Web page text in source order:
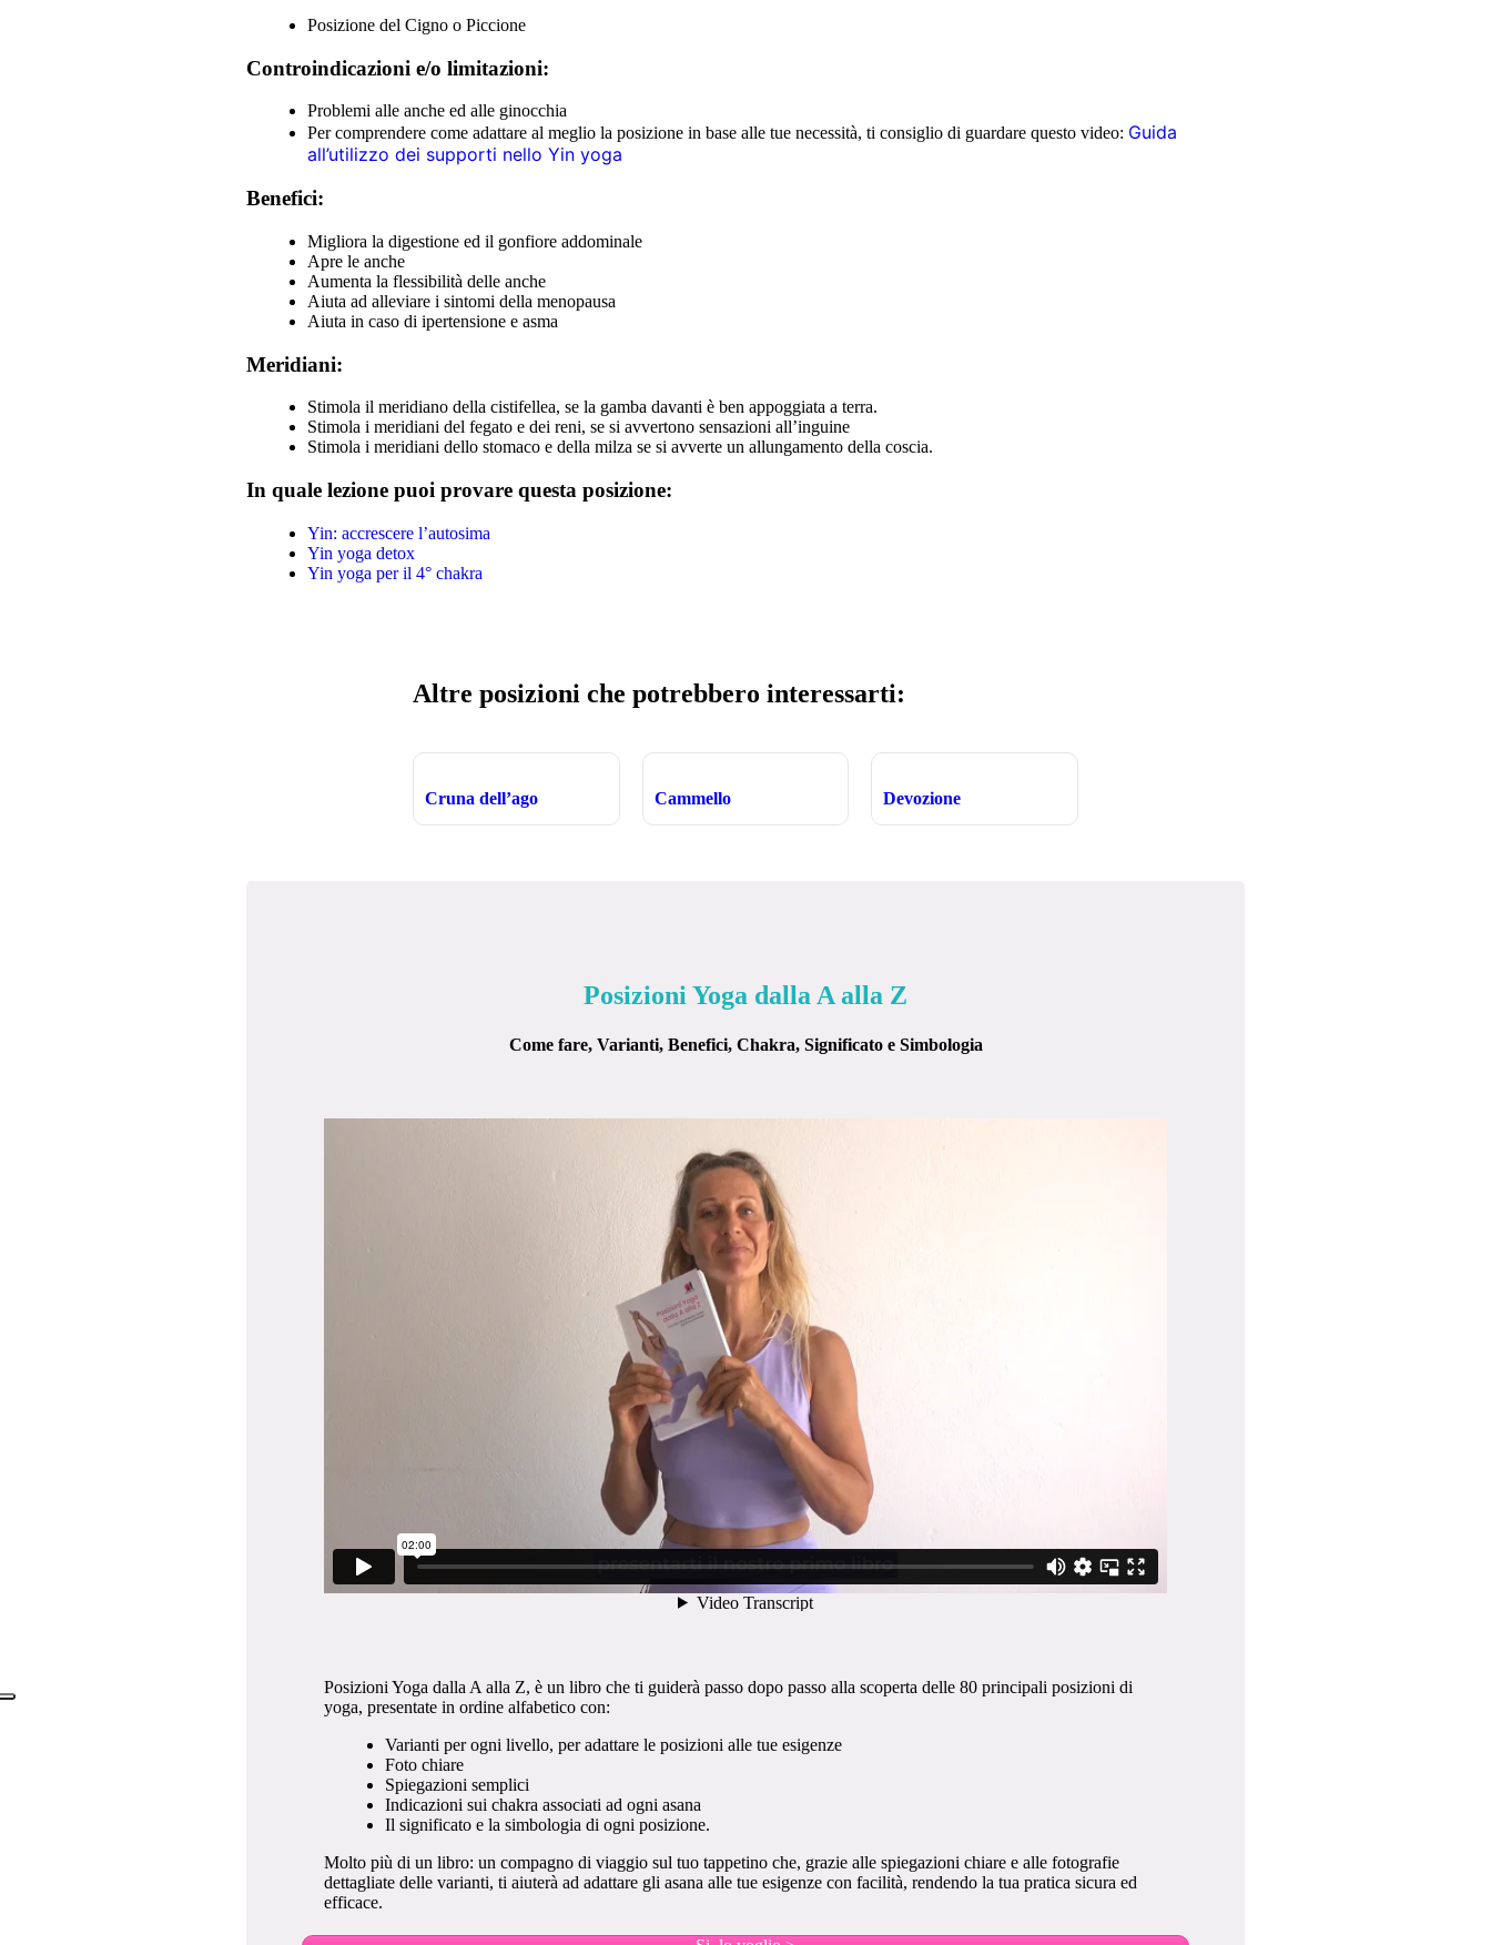
Posizione del Cigno o Piccione
Controindicazioni e/o limitazioni:
Problemi alle anche ed alle ginocchia
Per comprendere come adattare al meglio la posizione in base alle tue necessità, ti consiglio di guardare questo video: Guida
all’utilizzo dei supporti nello Yin yoga
Benefici:
Migliora la digestione ed il gonfiore addominale
Apre le anche
Aumenta la flessibilità delle anche
Aiuta ad alleviare i sintomi della menopausa
Aiuta in caso di ipertensione e asma
Meridiani:
Stimola il meridiano della cistifellea, se la gamba davanti è ben appoggiata a terra.
Stimola i meridiani del fegato e dei reni, se si avvertono sensazioni all’inguine
Stimola i meridiani dello stomaco e della milza se si avverte un allungamento della coscia.
In quale lezione puoi provare questa posizione:
Yin: accrescere l’autosima
Yin yoga detox
Yin yoga per il 4° chakra
Altre posizioni che potrebbero interessarti:
Cruna dell’ago Cammello Devozione
Posizioni Yoga dalla A alla Z
Come fare, Varianti, Benefici, Chakra, Significato e Simbologia
Posizioni Yoga dalla A alla Z, è un libro che ti guiderà passo dopo passo alla scoperta delle 80 principali posizioni di
yoga, presentate in ordine alfabetico con:
Varianti per ogni livello, per adattare le posizioni alle tue esigenze
Foto chiare
Spiegazioni semplici
Indicazioni sui chakra associati ad ogni asana
Il significato e la simbologia di ogni posizione.
Molto più di un libro: un compagno di viaggio sul tuo tappetino che, grazie alle spiegazioni chiare e alle fotografie
dettagliate delle varianti, ti aiuterà ad adattare gli asana alle tue esigenze con facilità, rendendo la tua pratica sicura ed
efficace.